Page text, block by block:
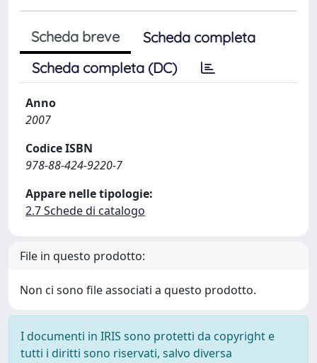
Scheda breve
Scheda completa
Scheda completa (DC)
Anno
2007
Codice ISBN
978-88-424-9220-7
Appare nelle tipologie:
2.7 Schede di catalogo
File in questo prodotto:
Non ci sono file associati a questo prodotto.
I documenti in IRIS sono protetti da copyright e
tutti i diritti sono riservati, salvo diversa